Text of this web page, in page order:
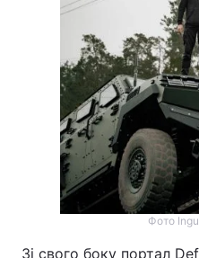
Фото
Зі свого боку портал